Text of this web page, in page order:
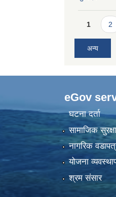
Pages
1 2
अन्य
eGov
घटना दर्ता
सामाजिक सुरक्षा
नागरिक
योजना
श्रम संसार